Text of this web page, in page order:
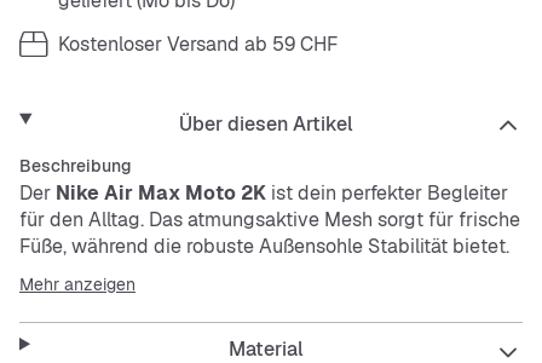
Kostenloser Versand ab 59 CHF
Über diesen Artikel
Beschreibung
Der Nike Air Max Moto 2K ist dein perfekter Begleiter
für den Alltag. Das atmungsaktive Mesh sorgt für frische
Füße, während die robuste Außensohle Stabilität bietet.
Der Sneaker ist pflegeleicht und hält auch intensiven
Tagen stand. Mit Schnürsenkeln sitzt er immer sicher
und bequem.
Mehr anzeigen
Material